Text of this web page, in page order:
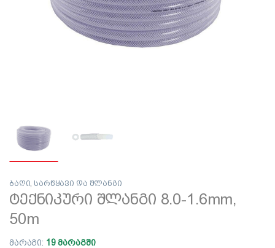
ბაღი, სარწყავი და შლანგი
ტექნიკური შლანგი 8.0-1.6mm,
50m
მარაგი: 19 მარაგში